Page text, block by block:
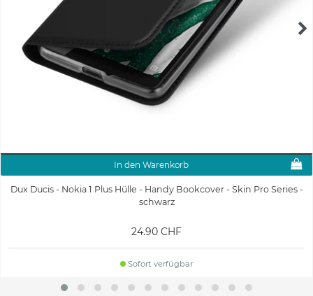
In den Warenkorb
Dux Ducis - Nokia 1 Plus Hülle - Handy Bookcover - Skin Pro Series -
schwarz
24.90 CHF
Sofort verfügbar